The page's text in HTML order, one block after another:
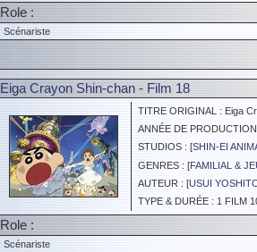
Role :
Scénariste
Eiga Crayon Shin-chan - Film 18
TITRE ORIGINAL : Eiga
ANNÉE DE
STUDIOS : [SHIN-EI
GENRES : [FAMILIAL &
AUTEUR : [USUI
TYPE & DURÉE : 1 FILM
Role :
Scénariste